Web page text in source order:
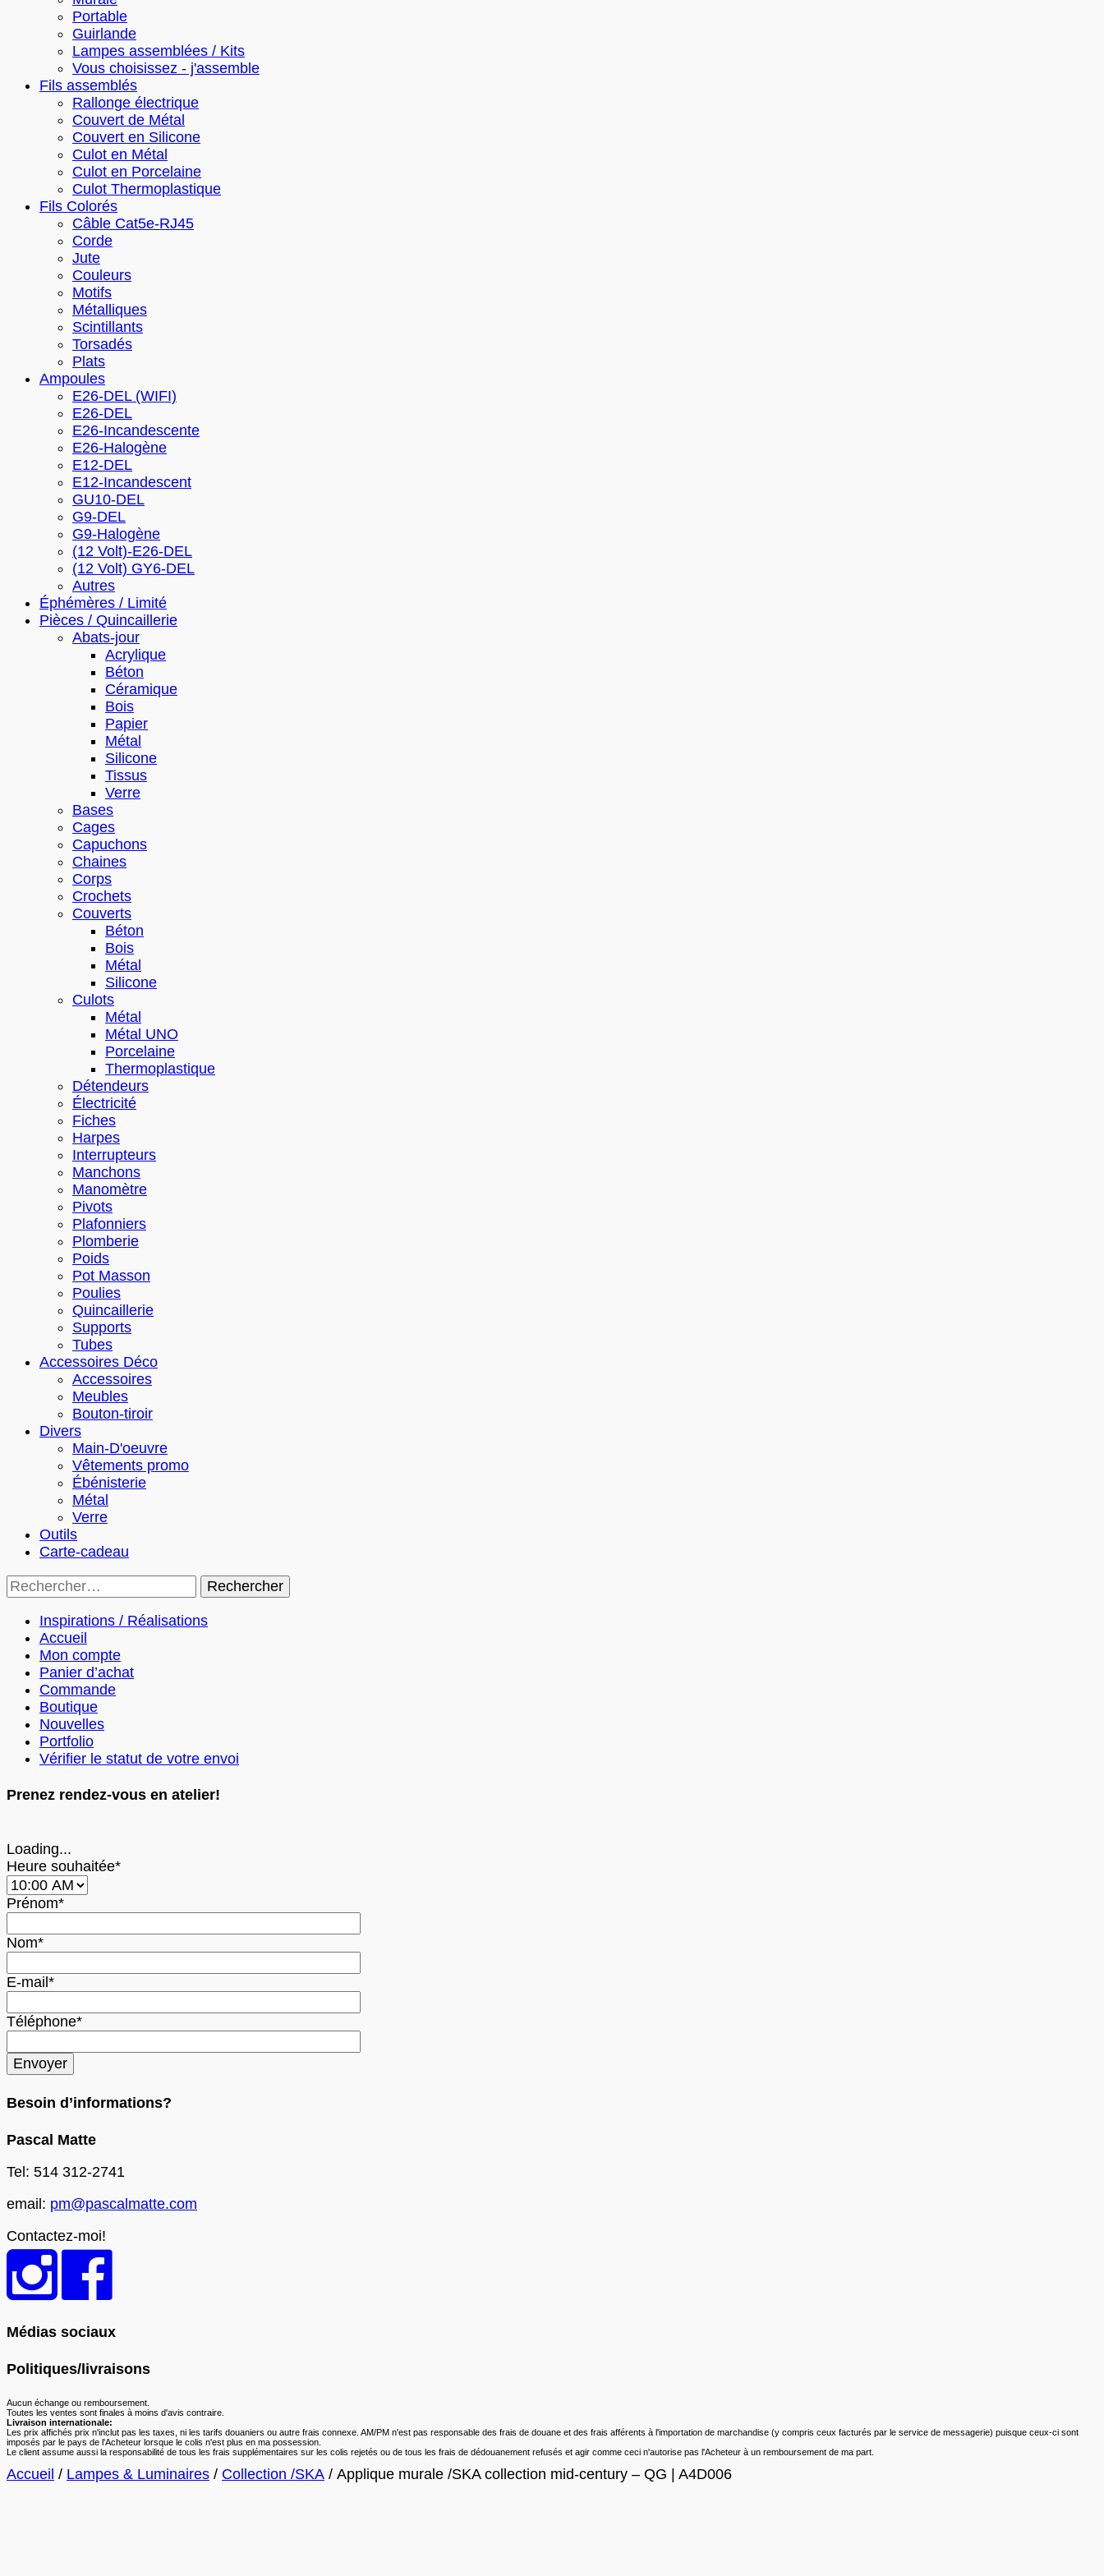
Portable
Guirlande
Lampes assemblées / Kits
Vous choisissez - j'assemble
Fils assemblés
Rallonge électrique
Couvert de Métal
Couvert en Silicone
Culot en Métal
Culot en Porcelaine
Culot Thermoplastique
Fils Colorés
Câble Cat5e-RJ45
Corde
Jute
Couleurs
Motifs
Métalliques
Scintillants
Torsadés
Plats
Ampoules
E26-DEL (WIFI)
E26-DEL
E26-Incandescente
E26-Halogène
E12-DEL
E12-Incandescent
GU10-DEL
G9-DEL
G9-Halogène
(12 Volt)-E26-DEL
(12 Volt) GY6-DEL
Autres
Éphémères / Limité
Pièces / Quincaillerie
Abats-jour
Acrylique
Béton
Céramique
Bois
Papier
Métal
Silicone
Tissus
Verre
Bases
Cages
Capuchons
Chaines
Corps
Crochets
Couverts
Béton
Bois
Métal
Silicone
Culots
Métal
Métal UNO
Porcelaine
Thermoplastique
Détendeurs
Électricité
Fiches
Harpes
Interrupteurs
Manchons
Manomètre
Pivots
Plafonniers
Plomberie
Poids
Pot Masson
Poulies
Quincaillerie
Supports
Tubes
Accessoires Déco
Accessoires
Meubles
Bouton-tiroir
Divers
Main-D'oeuvre
Vêtements promo
Ébénisterie
Métal
Verre
Outils
Carte-cadeau
Rechercher :
Inspirations / Réalisations
Accueil
Mon compte
Panier d’achat
Commande
Boutique
Nouvelles
Portfolio
Vérifier le statut de votre envoi
Prenez rendez-vous en atelier!
Loading...
Heure souhaitée*
Prénom*
Nom*
E-mail*
Téléphone*
Besoin d’informations?
Pascal Matte
Tel: 514 312-2741
email: pm@pascalmatte.com
Contactez-moi!
Médias sociaux
Politiques/livraisons
Aucun échange ou remboursement.
Toutes les ventes sont finales à moins d'avis contraire.
Livraison internationale:
Les prix affichés prix n'inclut pas les taxes, ni les tarifs douaniers ou autre frais connexe. AM/PM n'est pas responsable des frais de douane et des frais afférents à l'importation de marchandise (y compris ceux facturés par le service de messagerie) puisque ceux-ci sont
imposés par le pays de l'Acheteur lorsque le colis n'est plus en ma possession.
Le client assume aussi la responsabilité de tous les frais supplémentaires sur les colis rejetés ou de tous les frais de dédouanement refusés et agir comme ceci n'autorise pas l'Acheteur à un remboursement de ma part.
Accueil / Lampes & Luminaires / Collection /SKA / Applique murale /SKA collection mid-century – QG | A4D006